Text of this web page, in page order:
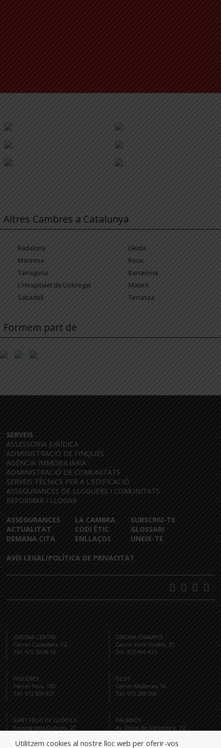
Altres Cambres a Catalunya
Badalona
Lleida
Manresa
Reus
Tarragona
Barcelona
L'Hospitalet de Llobregat
Mataró
Sabadell
Terrassa
Formem part de
SERVEIS
ASSESSORIA JURÍDICA
ADMINISTRACIÓ DE FINQUES
AGÈNCIA IMMOBILIÀRIA
ADMINISTRACIÓ DE COMUNITATS
SERVEIS TÈCNICS PER A L’EDIFICACIÓ
ASSEGURANCES DE LLOGUERS I COMUNITATS
REFORMAR I LLOGAR
ASSEGURANCES
ACTUALITAT
DEMANA CITA
LA CAMBRA
CODI ÈTIC
ENLLAÇOS
SUBSCRIU-TE
GLOSSARI
UNEIX-TE
AVÍS LEGAL/POLÍTICA DE PRIVACITAT
GIRONA CENTRE
Carrer Ciutadans, 12
Tel. 972 20 06 16
GIRONA EIXAMPLE
Carrer Emili Grahit, 37
Tel. 972 416 413
FIGUERES
Carrer Nou, 105
Tel. 972 500 821
OLOT
Carrer Mulleras, 16
Tel. 972 268 350
SANT FELIU DE GUÍXOLS
Passeig dels Guíxols, 27
PALAMÓS
Av. Onze de Setembre, 12
Utilitzem cookies al nostre lloc web per oferir-vos